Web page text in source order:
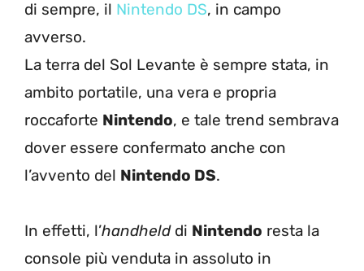
di sempre, il Nintendo DS, in campo
avverso.
La terra del Sol Levante è sempre stata, in
ambito portatile, una vera e propria
roccaforte Nintendo, e tale trend sembrava
dover essere confermato anche con
l’avvento del Nintendo DS.
In effetti, l’handhelddi Nintendo resta la
console più venduta in assoluto in